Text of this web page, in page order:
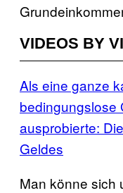
VIDEOS BY
Als eine ganze
bedingungslose
ausprobierte:
Geldes
Man könne sich